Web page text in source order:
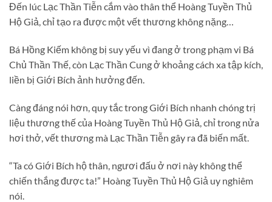
Đến lúc Lạc Thần Tiễn cắm vào thân thể Hoàng Tuyền Thủ
Hộ Giả, chỉ tạo ra được một vết thương không nặng…
Bá Hồng Kiếm không bị suy yếu vì đang ở trong phạm vi Bá
Chủ Thần Thế, còn Lạc Thần Cung ở khoảng cách xa tập kích,
liền bị Giới Bích ảnh hưởng đến.
Càng đáng nói hơn, quy tắc trong Giới Bích nhanh chóng trị
liệu thương thế của Hoàng Tuyền Thủ Hộ Giả, chỉ trong nửa
hơi thở, vết thương mà Lạc Thần Tiễn gây ra đã biến mất.
“Ta có Giới Bích hộ thân, ngươi đấu ở nơi này không thể
chiến thắng được ta!” Hoàng Tuyền Thủ Hộ Giả uy nghiêm
nói.